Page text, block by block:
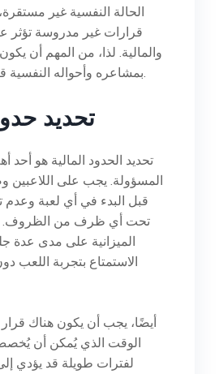
الحالة النفسية غير
قرارات غير مدروسة تؤثر
والمالية. لذا، من المهم أن
بمشاعره وأحواله النفسية قبل البدء في اللعب.
تحديد
تحديد الحدود المالية هو أحد
المسؤولة. يجب على اللاعبين
قبل البدء في أي لعبة وعدم
تحت أي ظرف من الظروف.
الميزانية على مدى
الاستمتاع بتجربة اللعب
أيضًا، يجب أن يكون هناك
الوقت الذي يُمكن أن
لفترات طويلة قد يؤدي